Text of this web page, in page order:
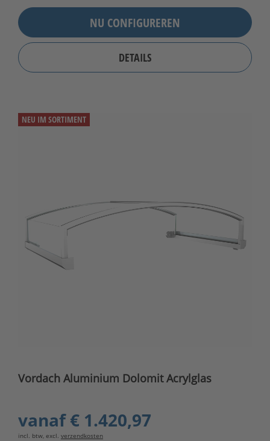
NU CONFIGUREREN
DETAILS
NEU IM SORTIMENT
Vordach Aluminium Dolomit Acrylglas
vanaf€ 1.420,97
incl. btw, excl. verzendkosten